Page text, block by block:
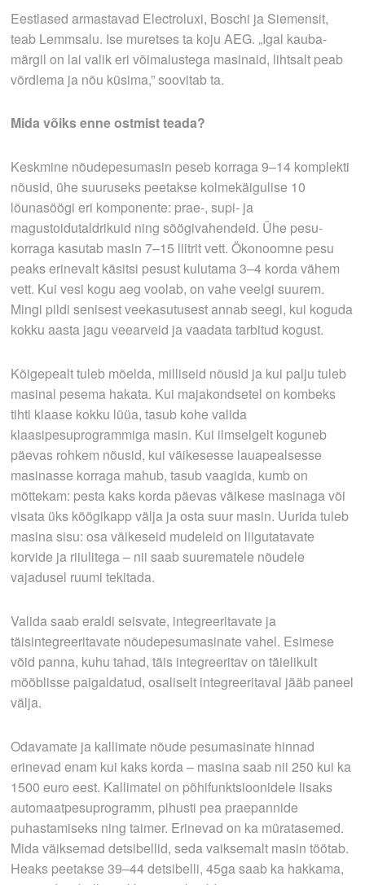
Eestlased armastavad Electroluxi, Boschi ja Siemensit,
teab Lemmsalu. Ise muretses ta koju AEG. „Igal kauba­
märgil on lai valik eri võimalustega masinaid, lihtsalt peab
võrdlema ja nõu küsima,” soovitab ta.
Mida võiks enne ostmist teada?
Keskmine nõudepesumasin peseb korraga 9–14 komplekti
nõusid, ühe suuruseks peetakse kolmekäigulise 10
lõunasöögi eri komponente: prae-, supi- ja
magustoidutaldrikuid ning söögivahendeid. Ühe pesu­
korraga kasutab masin 7–15 liitrit vett. Ökonoomne pesu
peaks erinevalt käsitsi­ pesust kulutama 3–4 korda vähem
vett. Kui vesi kogu aeg voolab, on vahe veelgi suurem.
Mingi pildi senisest veekasutusest annab seegi, kui koguda
kokku aasta jagu veearveid ja vaadata tarbitud kogust.
Kõigepealt tuleb mõelda, milliseid nõusid ja kui palju tuleb
masinal pesema hakata. Kui majakondsetel on kombeks
tihti klaase kokku lüüa, tasub kohe valida
klaasipesuprogrammiga masin. Kui ilmselgelt koguneb
päevas rohkem nõusid, kui väikesesse lauapealsesse
masinasse korraga mahub, tasub vaagida, kumb on
mõttekam: pesta kaks korda päevas väikese masinaga või
visata üks köögikapp välja ja osta suur masin. Uurida tuleb
masina sisu: osa väikeseid mudeleid on liigutatavate
korvide ja riiulitega – nii saab suurematele nõudele
vajadusel ruumi tekitada.
Valida saab eraldi seisvate, integreeritavate ja
täisintegreeritavate nõudepesumasinate vahel. Esimese
võid panna, kuhu tahad, täis­ integreeritav on täielikult
mööblisse paigaldatud, osaliselt integreeritaval jääb paneel
välja.
Odavamate ja kallimate nõude­ pesumasinate hinnad
erinevad enam kui kaks korda – masina saab nii 250 kui ka
1500 euro eest. Kallimatel on põhifunktsioonidele lisaks
automaatpesuprogramm, pihusti­ pea praepannide
puhastamiseks ning taimer. Erinevad on ka müratasemed.
Mida väiksemad detsibellid, seda vaiksemalt masin töötab.
Heaks peetakse 39–44 detsibelli, 45ga saab ka hakkama,